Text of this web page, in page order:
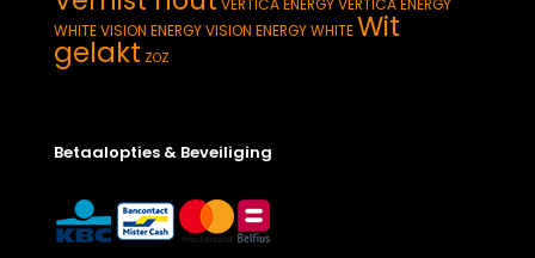
VERTICA ENERGYVERTICA ENERGY
WHITEVISION ENERGYVISION ENERGY WHITEWit
gelakt ZOZ
Betaalopties & Beveiliging